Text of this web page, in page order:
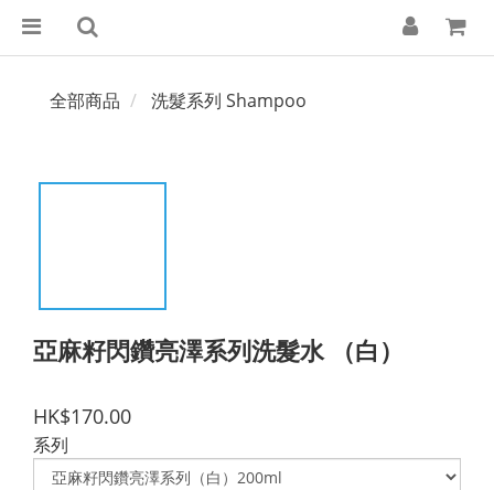
全部商品 洗髮系列 Shampoo
亞麻籽閃鑽亮澤系列洗髮水 （白）
HK$170.00
系列